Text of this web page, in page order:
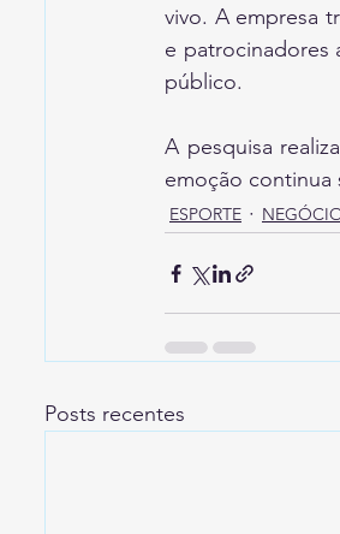
vivo. A empresa
e patrocinadores
público.
A pesquisa
emoção
ESPORTE
Posts recentes